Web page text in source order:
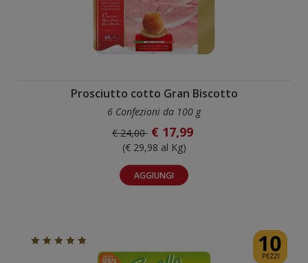
Prosciutto cotto Gran Biscotto
6 Confezioni da 100 g
€ 24,00 € 17,99
(€ 29,98 al Kg)
AGGIUNGI